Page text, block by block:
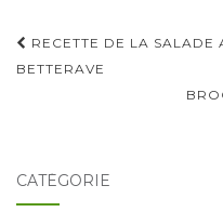
Navigation
d'article
RECETTE DE LA SALADE
BETTERAVE
CATÉGORIE